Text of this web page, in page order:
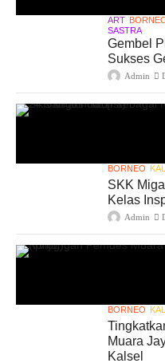
ART
SASTRA
Gembel
Sukses
Admin
BORNEO
SKK
Kelas
Admin
BORNEO
Muara
Kalsel